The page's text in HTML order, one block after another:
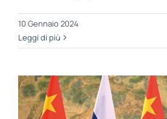
10 Gennaio 2024
Leggi di più